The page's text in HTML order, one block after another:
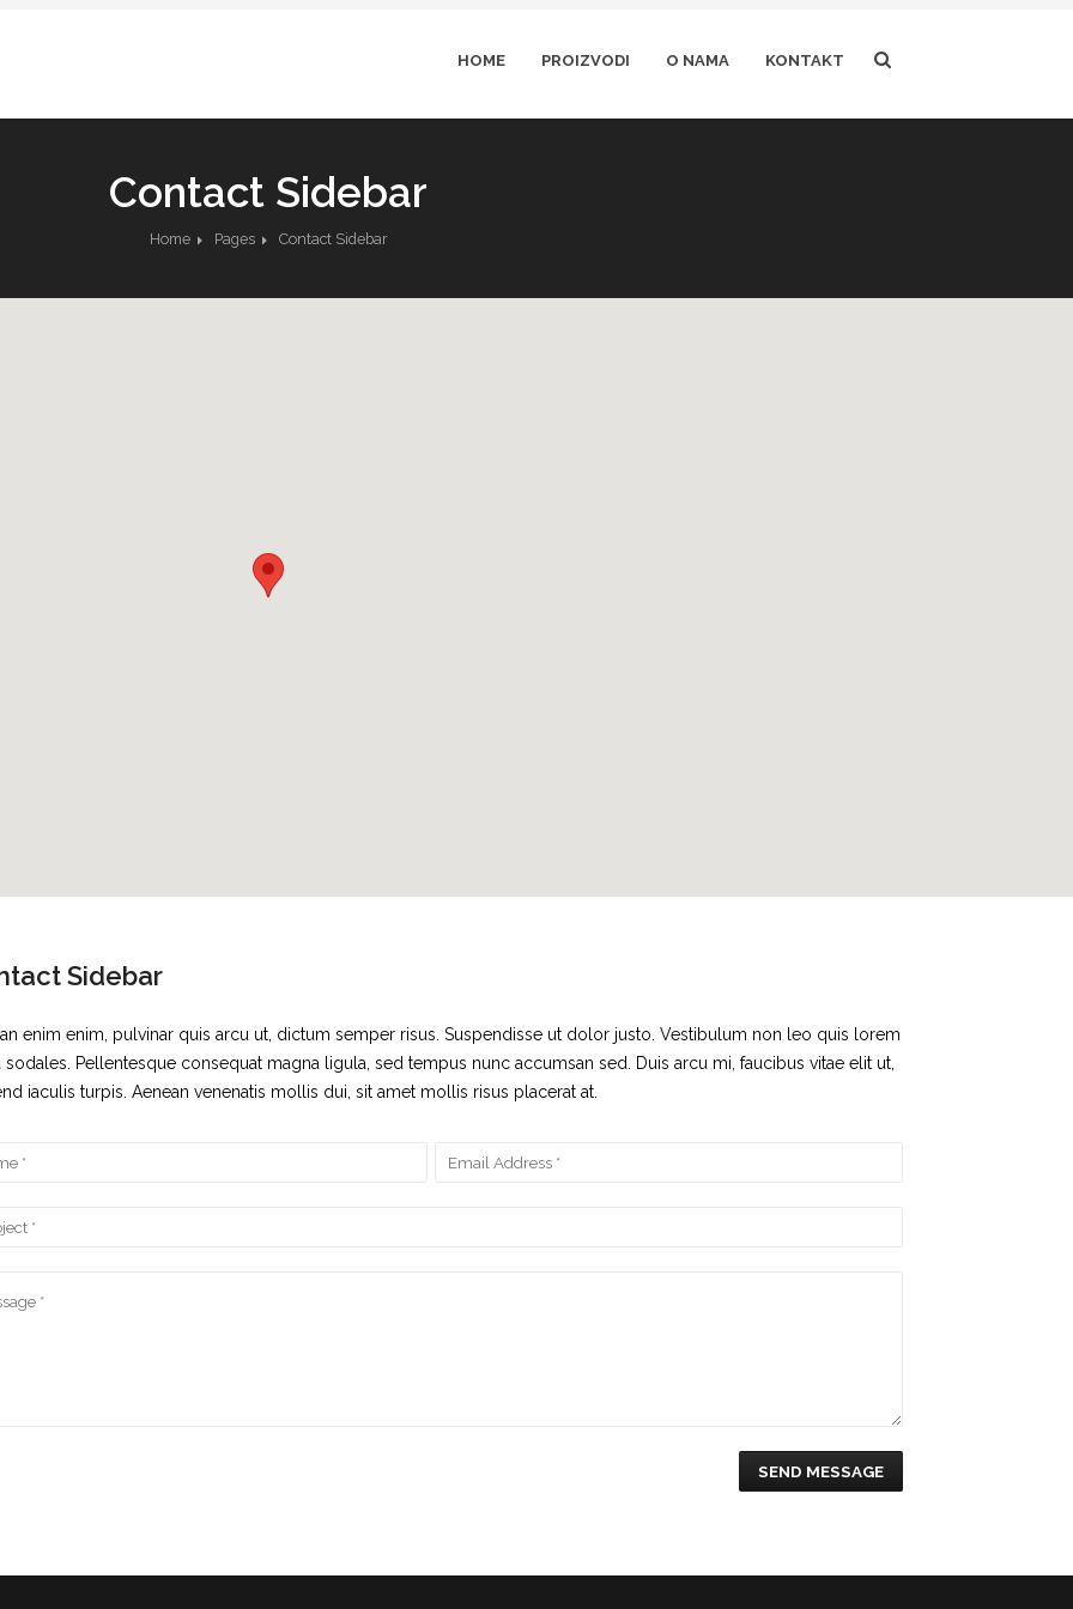
HOME PROIZVODI O NAMA KONTAKT
Contact Sidebar
Home Pages Contact Sidebar
Sidebar
enim enim, pulvinar quis arcu ut, dictum semper risus. Suspendisse ut dolor justo. Vestibulum non leo quis lorem
sodales. Pellentesque consequat magna ligula, sed tempus nunc accumsan sed. Duis arcu mi, faucibus vitae elit ut,
iaculis turpis. Aenean venenatis mollis dui, sit amet mollis risus placerat at.
SEND MESSAGE